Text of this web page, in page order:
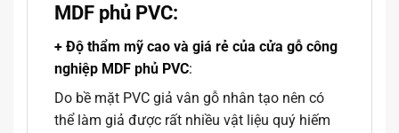
MDF phủ PVC:
+ Độ thẩm mỹ cao và giá rẻ của cửa gỗ công
nghiệp MDF phủ PVC:
Do bề mặt PVC giả vân gỗ nhân tạo nên có
thể làm giả được rất nhiều vật liệu quý hiếm